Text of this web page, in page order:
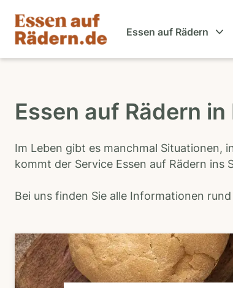
Essen auf Rädern
Essen auf Rädern
Im Leben gibt es manchmal Situationen,
kommt der Service Essen auf Rädern ins
Bei uns finden Sie alle Informationen